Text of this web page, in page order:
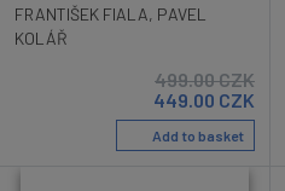
FRANTIŠEK FIALA, PAVEL
KOLÁŘ
499.00CZK
449.00 CZK
Add to basket